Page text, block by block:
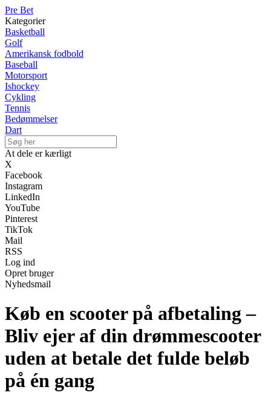
Pre Bet
Kategorier
Basketball
Golf
Amerikansk fodbold
Baseball
Motorsport
Ishockey
Cykling
Tennis
Bedømmelser
Dart
At dele er kærligt
X
Facebook
Instagram
LinkedIn
YouTube
Pinterest
TikTok
Mail
RSS
Log ind
Opret bruger
Nyhedsmail
Køb en scooter på afbetaling –
Bliv ejer af din drømmescooter
uden at betale det fulde beløb
på én gang